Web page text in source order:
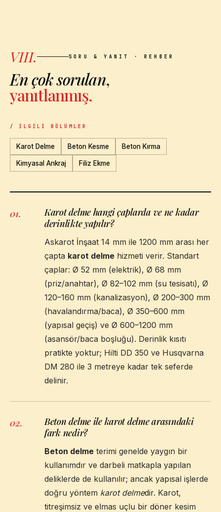
VIII. SORU & YANIT · REHBER
En çok sorulan,
yanıtlanmış.
/ İLGILI BÖLÜMLER
Karot Delme Beton Kesme Beton Kırma
Kimyasal Ankraj Filiz Ekme
01.
Karot delme hangi çaplarda ve ne kadar
derinlikte yapılır?
Askarot İnşaat 14 mm ile 1200 mm arası her
çapta karot delme hizmeti verir. Standart
çaplar: Ø 52 mm (elektrik), Ø 68 mm
(priz/anahtar), Ø 82–102 mm (su tesisatı), Ø
120–160 mm (kanalizasyon), Ø 200–300 mm
(havalandırma/baca), Ø 350–600 mm
(yapısal geçiş) ve Ø 600–1200 mm
(asansör/baca boşluğu). Derinlik kısıtı
pratikte yoktur; Hilti DD 350 ve Husqvarna
DM 280 ile 3 metreye kadar tek seferde
delinir.
02.
Beton delme ile karot delme arasındaki
fark nedir?
Beton delme terimi genelde yaygın bir
kullanımdır ve darbeli matkapla yapılan
deliklerde de kullanılır; ancak yapısal işlerde
doğru yöntem karot delmedir. Karot,
titreşimsiz ve elmas uçlu bir döner kesim